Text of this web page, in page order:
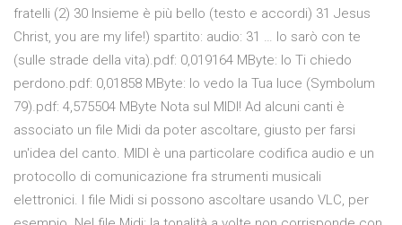
fratelli (2) 30 Insieme è più bello (testo e accordi) 31 Jesus
Christ, you are my life!) spartito: audio: 31 … Io sarò con te
(sulle strade della vita).pdf: 0,019164 MByte: Io Ti chiedo
perdono.pdf: 0,01858 MByte: Io vedo la Tua luce (Symbolum
79).pdf: 4,575504 MByte Nota sul MIDI! Ad alcuni canti è
associato un file Midi da poter ascoltare, giusto per farsi
un'idea del canto. MIDI è una particolare codifica audio e un
protocollo di comunicazione fra strumenti musicali
elettronici. I file Midi si possono ascoltare usando VLC, per